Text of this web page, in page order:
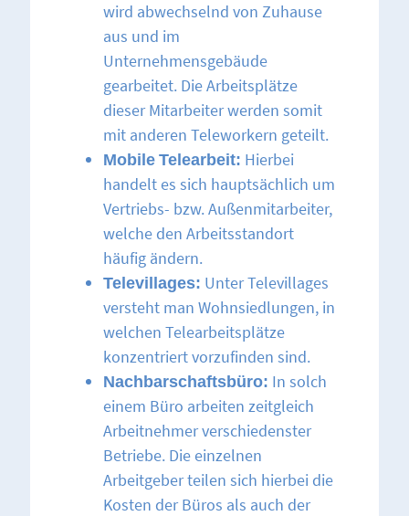
wird abwechselnd von Zuhause
aus und im
Unternehmensgebäude
gearbeitet. Die Arbeitsplätze
dieser Mitarbeiter werden somit
mit anderen Teleworkern geteilt.
Mobile Telearbeit: Hierbei
handelt es sich hauptsächlich um
Vertriebs- bzw. Außenmitarbeiter,
welche den Arbeitsstandort
häufig ändern.
Televillages: Unter Televillages
versteht man Wohnsiedlungen, in
welchen Telearbeitsplätze
konzentriert vorzufinden sind.
Nachbarschaftsbüro: In solch
einem Büro arbeiten zeitgleich
Arbeitnehmer verschiedenster
Betriebe. Die einzelnen
Arbeitgeber teilen sich hierbei die
Kosten der Büros als auch der